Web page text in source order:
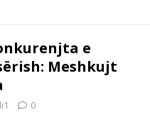
e
Meshkujt
0